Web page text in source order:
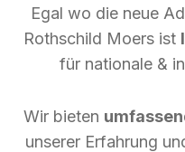
Egal wo die neue
Rothschild Moers ist
für nationale &
Wir bieten
unserer Erfahrung